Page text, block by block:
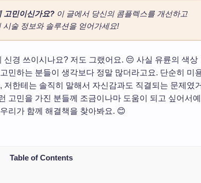
고민이신가요? 이 글에서 당신의 콤플렉스를 개선하고
술 정보와 솔루션을 얻어가세요!
신경 쓰이시나요? 저도 그랬어요. 😔 사실 유륜의 색상
민하는 분들이 생각보다 정말 많더라고요. 단순히 미
한테는 솔직히 말해서 자신감과도 직결되는 문제였거
고민을 가진 분들께 조금이나마 도움이 되고 싶어서예
리가 함께 해결책을 찾아봐요. 😊
Table of Contents